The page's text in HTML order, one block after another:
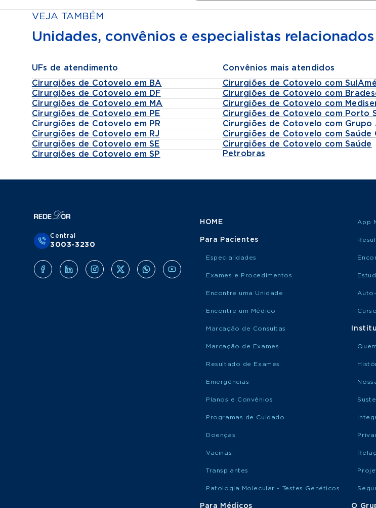
VEJA TAMBÉM
Unidades, convênios e especialistas relacionados
UFs de atendimento
Cirurgiões de Cotovelo em BA
Cirurgiões de Cotovelo em DF
Cirurgiões de Cotovelo em MA
Cirurgiões de Cotovelo em PE
Cirurgiões de Cotovelo em PR
Cirurgiões de Cotovelo em RJ
Cirurgiões de Cotovelo em SE
Cirurgiões de Cotovelo em SP
Convênios mais atendidos
Cirurgiões de Cotovelo com
Cirurgiões de Cotovelo com
Cirurgiões de Cotovelo com
Cirurgiões de Cotovelo com Porto
Cirurgiões de Cotovelo com Grupo
Cirurgiões de Cotovelo com Saúde
Cirurgiões de Cotovelo com Saúde
Petrobras
Central
3003-3230
HOME
Para Pacientes
Especialidades
Exames e Procedimentos
Encontre uma Unidade
Encontre um Médico
Marcação de Consultas
Marcação de Exames
Resultado de Exames
Emergências
Planos e Convênios
Programas de Cuidado
Doenças
Vacinas
Transplantes
Patologia Molecular - Testes Genéticos
Para Médicos
App
O